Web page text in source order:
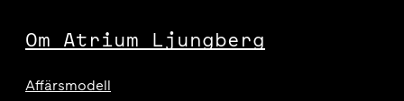
Om Atrium Ljungberg
Affärsmodell